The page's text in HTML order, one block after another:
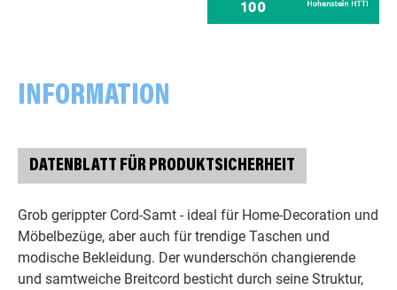
INFORMATION
DATENBLATT FÜR PRODUKTSICHERHEIT
Grob gerippter Cord-Samt - ideal für Home-Decoration und
Möbelbezüge, aber auch für trendige Taschen und
modische Bekleidung. Der wunderschön changierende
und samtweiche Breitcord besticht durch seine Struktur,